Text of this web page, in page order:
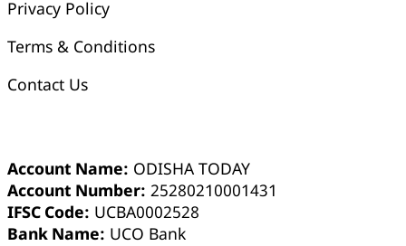
Privacy Policy
Terms & Conditions
Contact Us
Account Name: ODISHA TODAY
Account Number: 25280210001431
IFSC Code: UCBA0002528
Bank Name: UCO Bank